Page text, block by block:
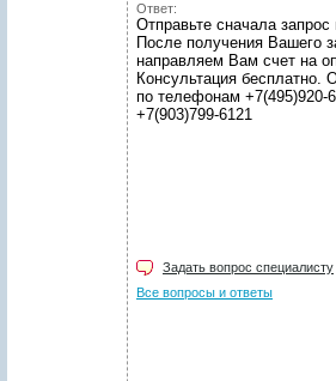
Ответ:
Отправьте сначала запрос
После получения Вашего
направляем Вам счет на
Консультация бесплатно.
по телефонам +7(495)920-
+7(903)799-6121
Задать вопрос специалисту
Все вопросы и ответы